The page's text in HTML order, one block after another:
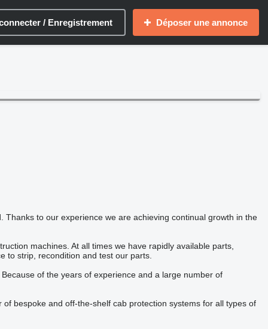
/ Enregistrement Déposer une annonce
to our experience we are achieving continual growth in the
machines. At all times we have rapidly available parts,
to strip, recondition and test our parts.
of the years of experience and a large number of
bespoke and off-the-shelf cab protection systems for all types of